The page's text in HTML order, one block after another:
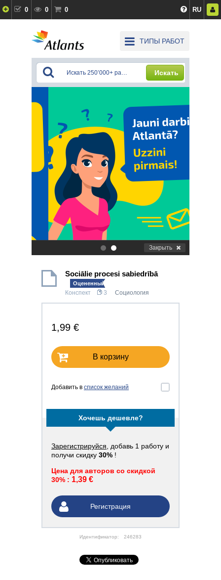
0 0 0 RU
ТИПЫ РАБОТ
Искать
. Закрыть
Sociālie procesi sabiedrībā
Оцененный!
Конспект 3 Социология
1,99 €
В корзину
Добавить в список желаний
Хочешь дешевле?
Зарегистрируйся , добавь 1 работу и
получи скидку 30% !
Цена для авторов со скидкой
30% : 1,39 €
Регистрация
Идентификатор: 246283